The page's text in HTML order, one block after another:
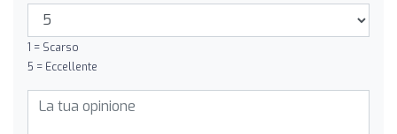
1 = Scarso
5 = Eccellente